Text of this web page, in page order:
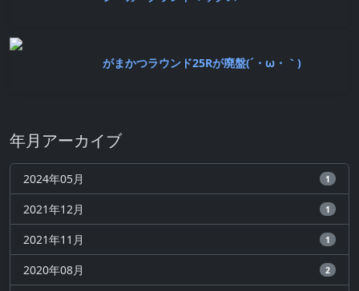
がまかつラウンド25Rが廃盤(´・ω・｀)
年月アーカイブ
2024年05月 1
2021年12月 1
2021年11月 1
2020年08月 2